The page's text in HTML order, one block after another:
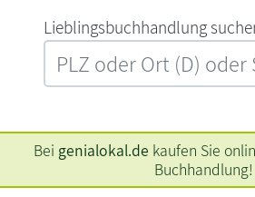
L‍i‍e‍b‍l‍i‍n‍g‍s‍b‍u‍c‍h‍h‍a‍n‍d‍l‍u‍n‍g‍
Bei genialokal.de kaufen Sie
Buchhandlung!